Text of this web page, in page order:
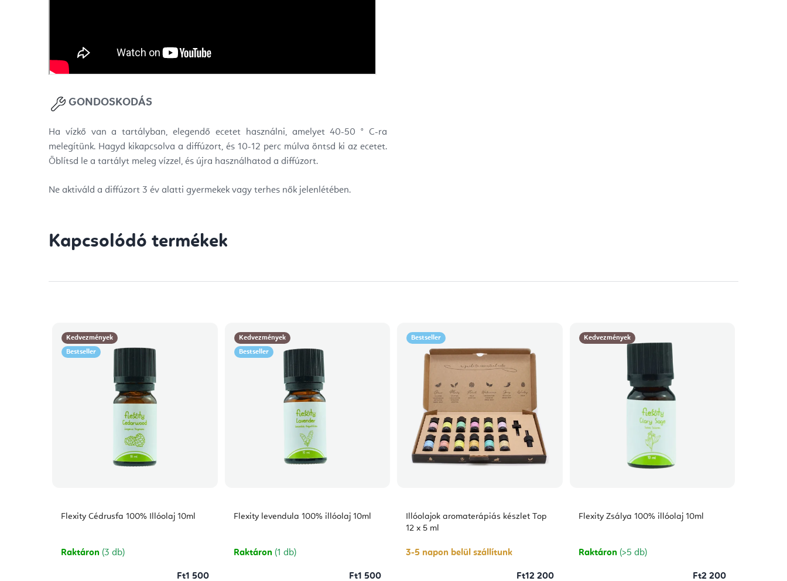
GONDOSKODÁS
Ha vízkő van a tartályban, elegendő ecetet használni, amelyet 40-50 ° C-ra
melegítünk. Hagyd kikapcsolva a diffúzort, és 10-12 perc múlva öntsd ki az ecetet.
Öblítsd le a tartályt meleg vízzel, és újra használhatod a diffúzort.
Ne aktiváld a diffúzort 3 év alatti gyermekek vagy terhes nők jelenlétében.
Kapcsolódó termékek
Kedvezmények
Bestseller
Flexity Cédrusfa 100% Illóolaj 10ml
Raktáron (3 db)
Ft1 500
Kedvezmények
Bestseller
Flexity levendula 100% illóolaj 10ml
Raktáron (1 db)
Ft1 500
Bestseller
Illóolajok aromaterápiás készlet Top
12 x 5 ml
3-5 napon belül szállítunk
Ft12 200
Kedvezmények
Flexity Zsálya 100% illóolaj 10ml
Raktáron (>5 db)
Ft2 200